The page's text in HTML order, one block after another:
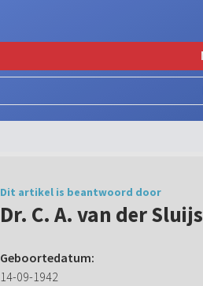
Dit artikel is beantwoord door
Dr. C. A. van der Sluijs
Geboortedatum:
14-09-1942